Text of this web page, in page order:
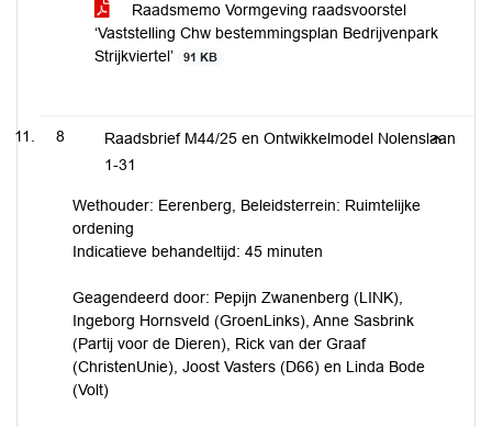
Raadsmemo Vormgeving raadsvoorstel
‘Vaststelling Chw bestemmingsplan Bedrijvenpark
Strijkviertel’
91 KB
8
Raadsbrief M44/25 en Ontwikkelmodel Nolenslaan
1-31
Wethouder: Eerenberg, Beleidsterrein: Ruimtelijke
ordening
Indicatieve behandeltijd: 45 minuten
Geagendeerd door: Pepijn Zwanenberg (LINK),
Ingeborg Hornsveld (GroenLinks), Anne Sasbrink
(Partij voor de Dieren), Rick van der Graaf
(ChristenUnie), Joost Vasters (D66) en Linda Bode
(Volt)